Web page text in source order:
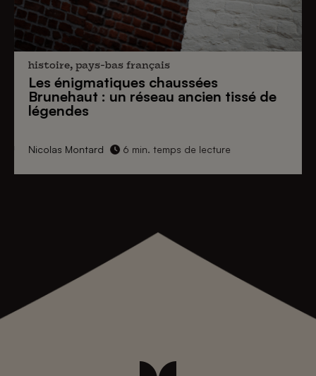
histoire, pays-bas français
Les énigmatiques chaussées
Brunehaut : un réseau ancien tissé de
légendes
Nicolas Montard 6 min. temps de lecture